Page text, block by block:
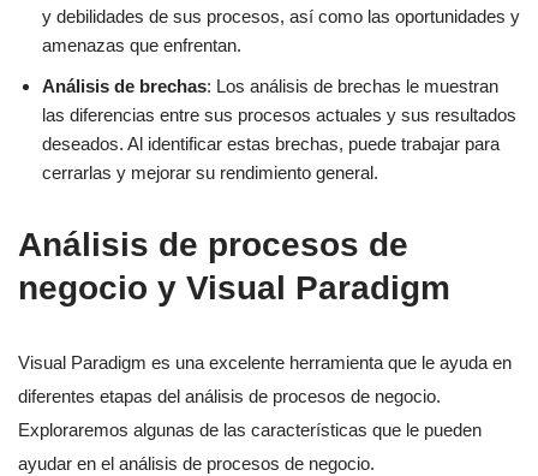
y debilidades de sus procesos, así como las oportunidades y
amenazas que enfrentan.
Análisis de brechas: Los análisis de brechas le muestran
las diferencias entre sus procesos actuales y sus resultados
deseados. Al identificar estas brechas, puede trabajar para
cerrarlas y mejorar su rendimiento general.
Análisis de procesos de
negocio y Visual Paradigm
Visual Paradigm es una excelente herramienta que le ayuda en
diferentes etapas del análisis de procesos de negocio.
Exploraremos algunas de las características que le pueden
ayudar en el análisis de procesos de negocio.